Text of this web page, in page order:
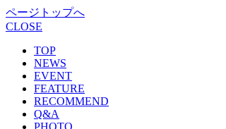
ページトップへ
CLOSE
TOP
NEWS
EVENT
FEATURE
RECOMMEND
Q&A
PHOTO